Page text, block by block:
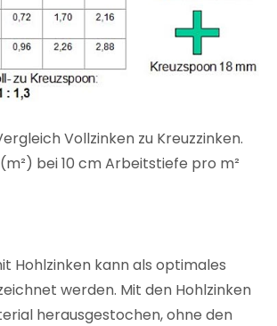
Vollzinken zu Kreuzzinken.
bei 10 cm Arbeitstiefe pro m²
Hohlzinken kann als optimales
werden. Mit den Hohlzinken
herausgestochen, ohne den